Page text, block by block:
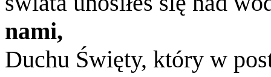
nami,
Duchu Święty, który w